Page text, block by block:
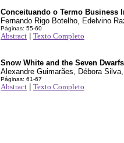
Conceituando o Termo Business
Fernando Rigo Botelho, Edelvino
Páginas: 55-60
Abstract Texto Completo
Snow White and the Seven
Alexandre Guimarães, Débora
Páginas: 61-67
Abstract Texto Completo